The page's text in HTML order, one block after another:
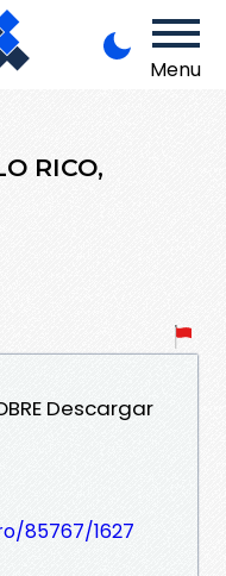
Menu
RICO,
Descargar
85767/1627